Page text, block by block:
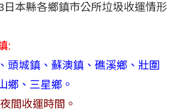
日本縣各鄉鎮市公所垃圾收運情形
:
頭城鎮、蘇澳鎮、礁溪鄉、壯圍
鄉、三星鄉。
間收運時間。